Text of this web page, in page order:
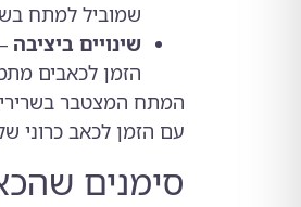
שמוביל למתח
שינויים ביציבה
הזמן לכאבים
המתח המצטבר בשרירי
עם הזמן לכאב כרוני
סימנים